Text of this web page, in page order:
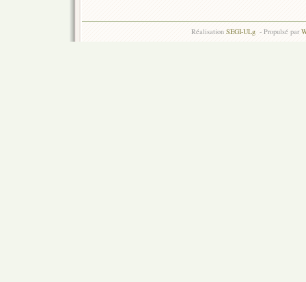
Réalisation SEGI-ULg - Propulsé par